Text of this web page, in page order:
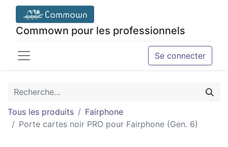
Commown pour les professionnels
Se connecter
Tous les produits
Fairphone
Porte cartes noir PRO pour Fairphone (Gen. 6)